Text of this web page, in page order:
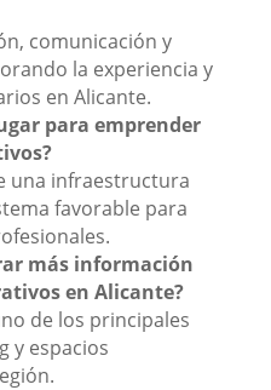
comunicación y
la experiencia y
en Alicante.
para emprender
una infraestructura
favorable para
más información
en Alicante?
de los principales
y espacios